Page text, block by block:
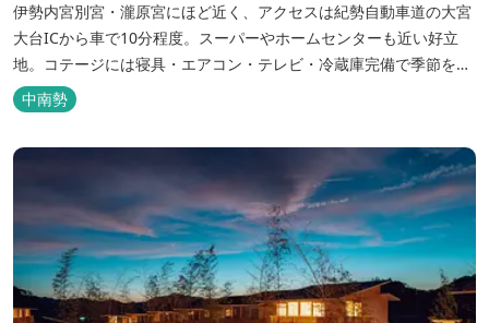
伊勢内宮別宮・瀧原宮にほど近く、アクセスは紀勢自動車道の大宮
大台ICから車で10分程度。スーパーやホームセンターも近い好立
地。コテージには寝具・エアコン・テレビ・冷蔵庫完備で季節を問
わず楽しめます。 食器・調理器具の揃った自炊棟や24時間利用可
能なシャワールームなど充実の設備で快適にお過ごしいただけま
す。施設内には噺野温泉もありコテージ宿泊の方は貸し切りでご利
中南勢